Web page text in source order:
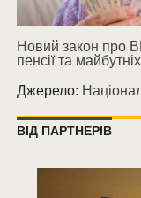
Новий закон про
пенсії та
Джерело:
ВІД ПАРТНЕРІВ